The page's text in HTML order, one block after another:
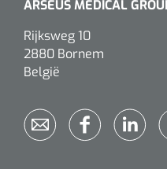
ARSEUS MEDICAL
Rijksweg 10
2880 Bornem
België